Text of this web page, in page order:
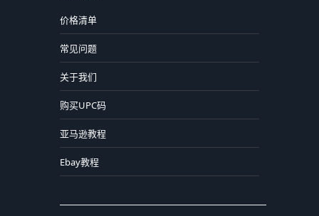
价格清单
常见问题
关于我们
购买UPC码
亚马逊教程
Ebay教程